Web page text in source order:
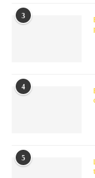
3
4
5